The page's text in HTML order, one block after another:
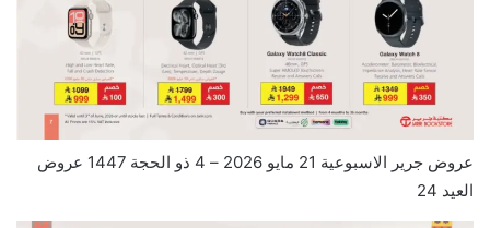
عروض جرير الاسبوعية 21 مايو 2026 – 4 ذو الحجة 1447 عروض
العيد 24